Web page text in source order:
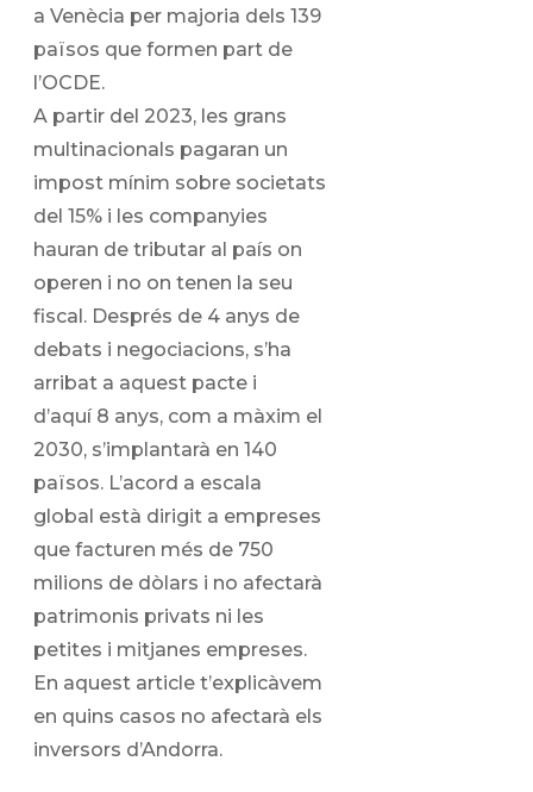
a Venècia per majoria dels 139
països que formen part de
l’OCDE.
A partir del 2023, les grans
multinacionals pagaran un
impost mínim sobre societats
del 15% i les companyies
hauran de tributar al país on
operen i no on tenen la seu
fiscal. Després de 4 anys de
debats i negociacions, s’ha
arribat a aquest pacte i
d’aquí 8 anys, com a màxim el
2030, s’implantarà en 140
països. L’acord a escala
global està dirigit a empreses
que facturen més de 750
milions de dòlars i no afectarà
patrimonis privats ni les
petites i mitjanes empreses.
En aquest article t’explicàvem
en quins casos no afectarà els
inversors d’Andorra.